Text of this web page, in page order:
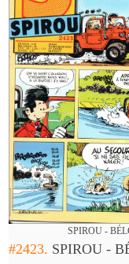
SPIROU -
#2423. SPIROU -